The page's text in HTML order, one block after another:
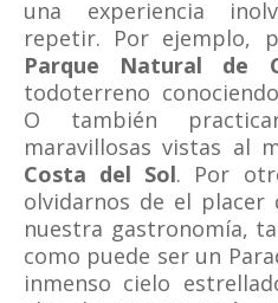
una experiencia
repetir. Por ejemplo,
Parque Natural de
todoterreno
O también
maravillosas vistas al
Costa del Sol. Por
olvidarnos de el placer
nuestra gastronomía,
como puede ser un
inmenso cielo